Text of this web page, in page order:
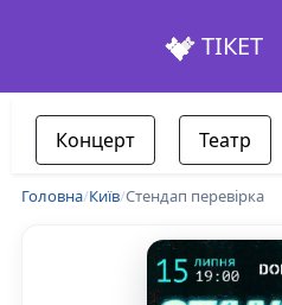
ТІКЕТ
Концерт Театр
Головна/Київ/Стендап перевірка